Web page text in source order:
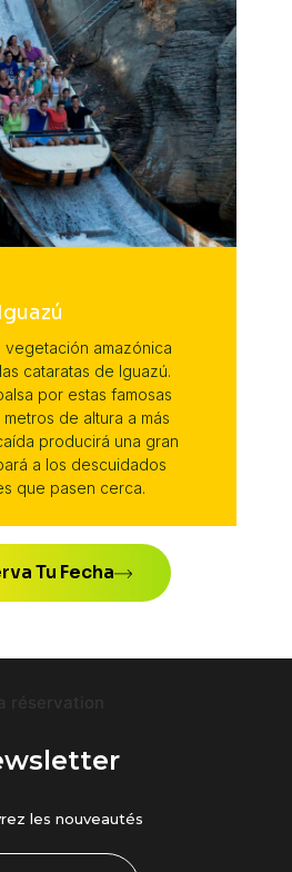
Iguazú
vegetación amazónica
cataratas de Iguazú.
por estas famosas
metros de altura a más
producirá una gran
a los descuidados
que pasen cerca.
Tu Fecha
réservation
les nouveautés